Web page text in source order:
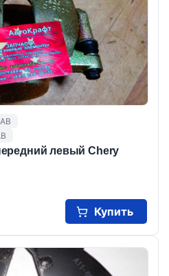
левый Chery
Купить